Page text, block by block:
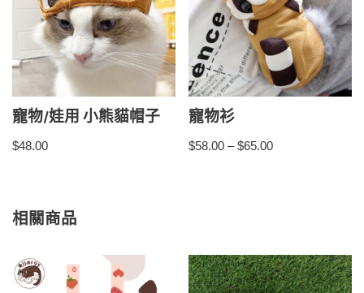
寵物/娃用 小熊貓帽子
$48.00
寵物衫
$58.00 – $65.00
相關商品